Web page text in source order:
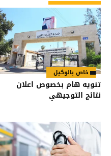
خاص بالوكيل
تنويه هام بخصوص اعلان
نتائج التوجيهي